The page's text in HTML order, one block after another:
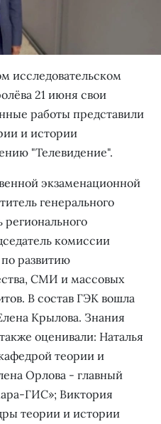
исследовательском
21 июня свои
работы представили
и истории
"Телевидение".
экзаменационной
генерального
регионального
комиссии
развитию
СМИ и массовых
В состав ГЭК вошла
Крылова. Знания
оценивали: Наталья
теории и
Орлова - главный
ГИС»; Виктория
теории и истории